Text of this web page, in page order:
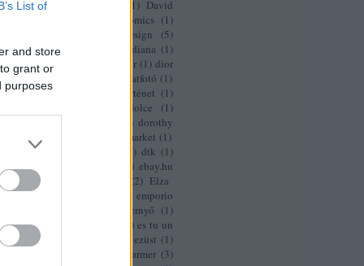
List of
and store
grant or
purposes
( 1 ) David
dc comics (1 )
design (5)
hét (1 design terminál diana (1 )
furstenberg
Dior (1 ) dior
divatfotó (1 )
(1) divatipar divattörténet (1 )
domenico dolce (1 )
) dorothy
Kroes dover street market (1 )
(1 ) dtk (1 )
( ) ebay.hu
( (2) Elza
(1)
emporio
esernyő (1 )
(6) esőkabát ) es tu un
europeum ezüst (1 )
farmer (3)